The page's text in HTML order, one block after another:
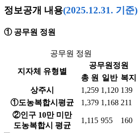
정보공개 내용(2025.12.31. 기준)
① 공무원 정원
공무원 정원
지자체 유형별
공무원정원
총 원 일반 복지
상주시
1,259 1,120 139
①도농복합시평균
1,379 1,168 211
②인구 10만 미만
도농복합시 평균
1,115 955 160